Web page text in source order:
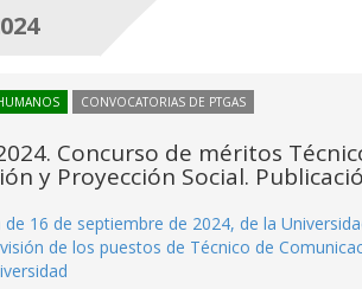
CONVOCATORIAS DE PTGAS
Concurso de méritos
y Proyección Social.
de 16 de septiembre de 2024, de la
de los puestos de Técnico de